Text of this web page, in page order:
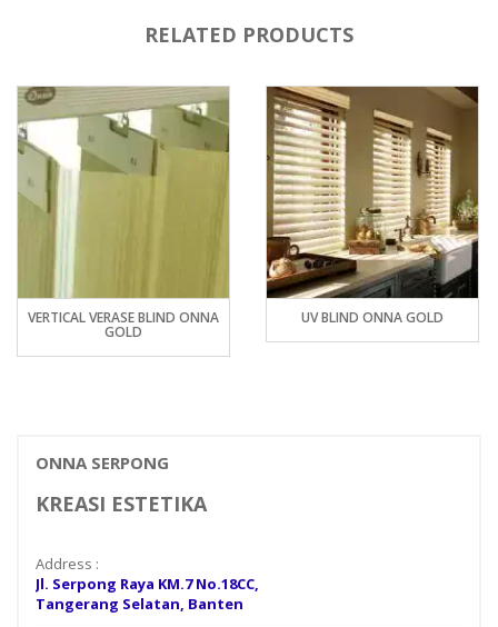
RELATED PRODUCTS
VERTICAL VERASE BLIND ONNA
GOLD
UV BLIND ONNA GOLD
ONNA SERPONG
KREASI ESTETIKA
Address :
Jl. Serpong Raya KM.7 No.18CC,
Tangerang Selatan, Banten